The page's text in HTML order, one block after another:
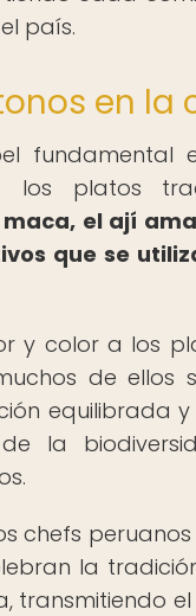
país.
en la
fundamental
platos
el ají
que se
y color a los
de ellos
equilibrada
de la
chefs
la
transmitiendo